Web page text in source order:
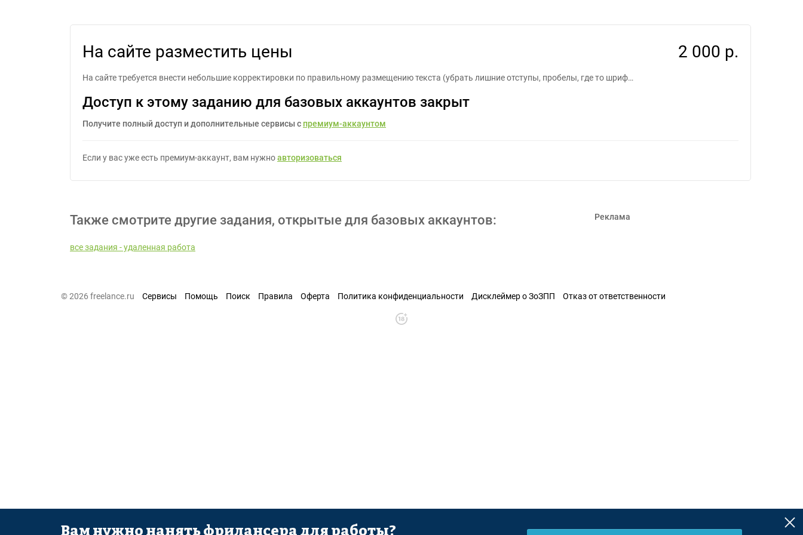
На сайте разместить цены 2 000 р.
На сайте требуется внести небольшие корректировки по правильному размещению текста (убрать лишние отступы, пробелы, где то шриф…
Доступ к этому заданию для базовых аккаунтов закрыт
Получите полный доступ и дополнительные сервисы с премиум-аккаунтом
Если у вас уже есть премиум-аккаунт, вам нужноавторизоваться
Также смотрите другие задания, открытые для базовых аккаунтов:
все задания - удаленная работа
Реклама
© 2026 freelance.ru Сервисы Помощь Поиск Правила Оферта Политика конфиденциальности Дисклеймер о ЗоЗПП Отказ от ответственности
Вам нужно нанять фрилансера для работы?